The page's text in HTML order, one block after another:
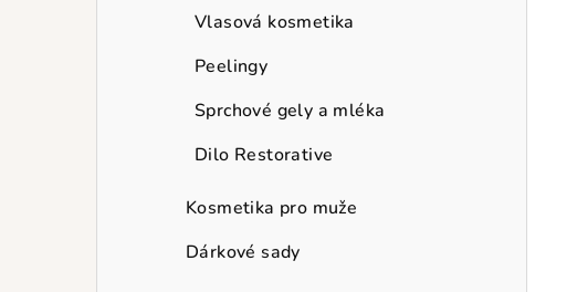
Vlasová kosmetika
Peelingy
Sprchové gely a mléka
Dilo Restorative
Kosmetika pro muže
Dárkové sady